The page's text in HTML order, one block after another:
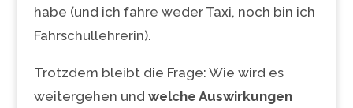
habe (und ich fahre weder Taxi, noch bin ich
Fahrschullehrerin).
Trotzdem bleibt die Frage: Wie wird es
weitergehen und welche Auswirkungen